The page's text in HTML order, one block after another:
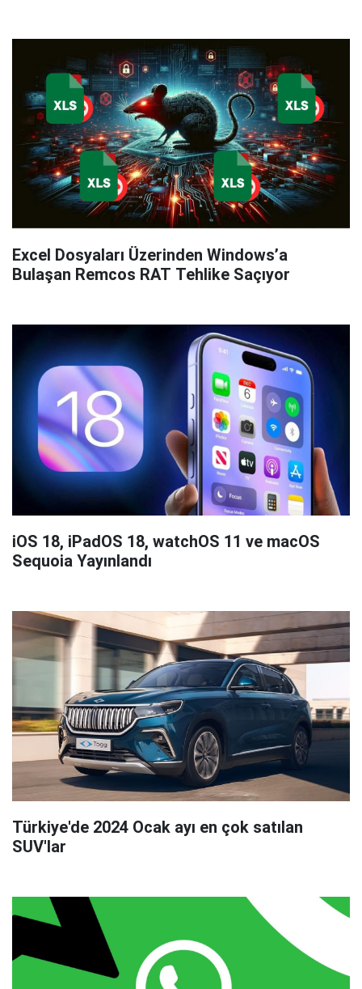
Excel Dosyaları Üzerinden Windows’a
Bulaşan Remcos RAT Tehlike Saçıyor
iOS 18, iPadOS 18, watchOS 11 ve macOS
Sequoia Yayınlandı
Türkiye'de 2024 Ocak ayı en çok satılan
SUV'lar